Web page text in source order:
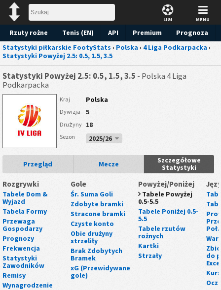
LIGI MENU
Rzuty rożne Tenis (EN) API Premium
Prognoza
Statystyki piłkarskie FootyStats › Polska › 4 Liga Podkarpacka ›
Statystyki Powyżej 2.5: 0.5, 1.5, 3.5
Statystyki Powyżej 2.5: 0.5, 1.5, 3.5 - Polska 4 Liga
Podkarpacka
Kraj Polska
Dywizja 5
Drużyny 18
Sezon 2025/26
Przegląd Mecze
Szczegółowe
Statystyki
Rozgrywki
Tabele Dom &
Wyjazd
Tabela Formy
Przewaga
Gospodarzy
Prognozy
Frekwencja
Statystyki
Zawodników
Remisy
Wynagrodzenie
Gole
Śr. Suma Goli
Zdobyte bramki
Stracone bramki
Czyste konto
Obie drużyny
strzeliły
Brak Zdobytych
Bramek
xG (Przewidywane
gole)
Powyżej/Poniżej
Tabele Powyżej
0.5-5.5
Tabele Poniżej 0.5-
5.5
Tabele rzutów
rożnych
Kartki
Strzały
Poł.
do
Kurs